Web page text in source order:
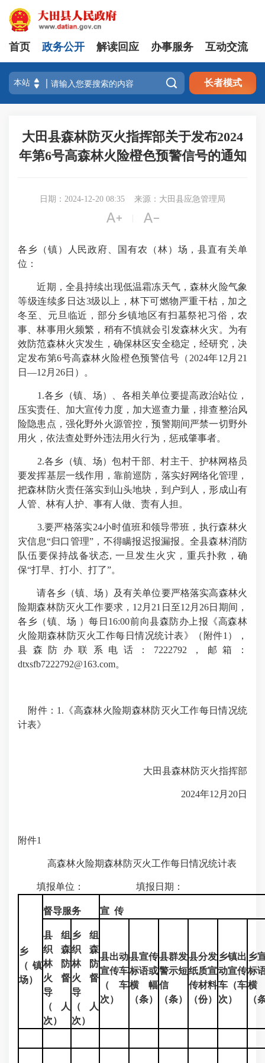
首页 政务公开 解读回应 办事服务 互动交流
 长者模式
大田县森林防灭火指挥部关于发布2024
年第6号高森林火险橙色预警信号的通知
日期：2024-12-20 08:35 来源：大田县应急管理局
 
各乡（镇）人民政府、国有农（林）场，县直有关单
位：
近期，全县持续出现低温霜冻天气，森林火险气象
等级连续多日达3级以上，林下可燃物严重干枯，加之
冬至、元旦临近，部分乡镇地区有扫墓祭祀习俗，农
事、林事用火频繁，稍有不慎就会引发森林火灾。为有
效防范森林火灾发生，确保林区安全稳定，经研究，决
定发布第6号高森林火险橙色预警信号（2024年12月21
日—12月26日）。
1.各乡（镇、场）、各相关单位要提高政治站位，
压实责任、加大宣传力度，加大巡查力量，排查整治风
险隐患点，强化野外火源管控，预警期间严禁一切野外
用火，依法查处野外违法用火行为，惩戒肇事者。
2.各乡（镇、场）包村干部、村主干、护林网格员
要发挥基层一线作用，靠前巡防，落实好网络化管理，
把森林防火责任落实到山头地块，到户到人，形成山有
人管、林有人护、事有人做、责有人担。
3.要严格落实24小时值班和领导带班，执行森林火
灾信息“归口管理”，不得瞒报迟报漏报。全县森林消防
队伍要保持战备状态, 一旦发生火灾，重兵扑救，确
保“打早、打小、打了”。
请各乡（镇、场）及有关单位要严格落实高森林火
险期森林防灭火工作要求，12月21日至12月26日期间，
各乡（镇、场 ）每日16:00前向县森防办上报《高森林
火险期森林防灭火工作每日情况统计表》（附件1），
县森防办联系电话：7222792，邮箱：
dtxsfb7222792@163.com。
附件：1.《高森林火险期森林防灭火工作每日情况统
计表》
大田县森林防灭火指挥部
2024年12月20日
附件1
高森林火险期森林防灭火工作每日情况统计表
填报单位： 填报日期：
乡
（镇
场）
督导服务 宣 传
县组
织森
林防
火督
导
（人
次）
乡组
织森
林防
火督
导
（人
次）
县出动
宣传车
（车
次）
县宣传
标语或
横幅
（条）
县群发
警示短
信
（条）
县分发
纸质宣
传材料
（份）
乡镇出
动宣传
车（车
次）
乡
标
横
（